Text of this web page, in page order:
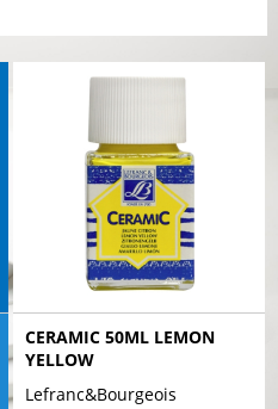
CERAMIC 50ML LEMON
YELLOW
Lefranc&Bourgeois